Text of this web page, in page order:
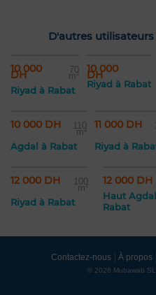
D'autres
10 000
DH 70
m²
Riyad à Rabat
10 000
DH
Riyad à Rabat
10 000 DH 110
m²
Agdal à Rabat
11 000 DH
Riyad à
12 000 DH 100
m²
Riyad à Rabat
12 000 DH
Haut
Rabat
Contactez-nous À propos
© 2026 Mubawab